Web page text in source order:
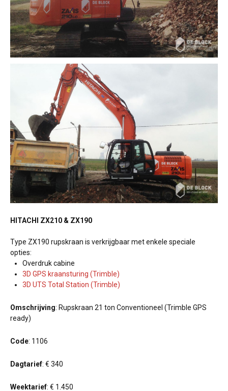
HITACHI ZX210 & ZX190
Type ZX190 rupskraan is verkrijgbaar met enkele speciale
opties:
Overdruk cabine
3D GPS kraansturing (Trimble)
3D UTS Total Station (Trimble)
Omschrijving: Rupskraan 21 ton Conventioneel (Trimble GPS
ready)
Code: 1106
Dagtarief: € 340
Weektarief: € 1.450